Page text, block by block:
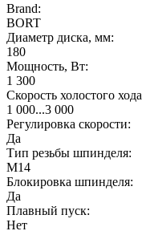
Brand:
BORT
Диаметр диска, мм:
180
Мощность, Вт:
1 300
Скорость холостого
1 000...3 000
Регулировка скорости:
Да
Тип резьбы шпинделя:
M14
Блокировка шпинделя:
Да
Плавный пуск:
Нет